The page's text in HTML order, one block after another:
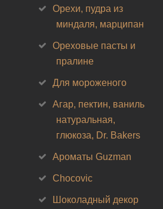
Орехи, пудра из
миндаля, марципан
Ореховые пасты и
пралине
Для мороженого
Агар, пектин, ваниль
натуральная,
глюкоза, Dr. Bakers
Ароматы Guzman
Chocovic
Шоколадный декор